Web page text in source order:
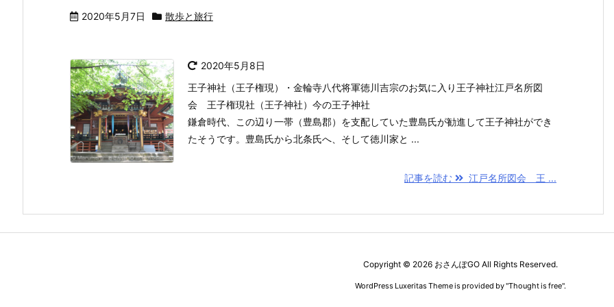
2020年5月7日 散歩と旅行
2020年5月8日
王子神社（王子権現）・金輪寺八代将軍徳川吉宗のお気に入り王子神社江戸名所図
会 王子権現社（王子神社）今の王子神社
鎌倉時代、この辺り一帯（豊島郡）を支配していた豊島氏が勧進して王子神社ができ
たそうです。豊島氏から北条氏へ、そして徳川家と ...
記事を読む 江戸名所図会 王 ...
Copyright © 2026 おさんぽGO All Rights Reserved.
WordPress Luxeritas Theme is provided by "Thought is free".